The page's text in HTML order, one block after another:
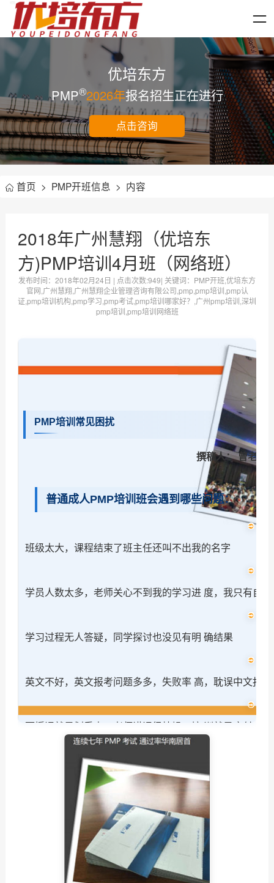
优培东方
PMP®2026年报名招生正在进行
点击咨询
首页 > PMP开班信息 > 内容
2018年广州慧翔（优培东
方)PMP培训4月班（网络班）
发布时间： 2018年02月24日 | 点击次数:949| 关键词：PMP开班,优培东方
官网,广州慧翔,广州慧翔企业管理咨询有限公司,pmp,pmp培训,pmp认
证,pmp培训机构,pmp学习,pmp考试,pmp培训哪家好？,广州pmp培训,深圳
pmp培训,pmp培训网络班
PMP培训常见困扰
撰稿人： 曾老师
普通成人PMP培训班会遇到哪些问题：
班级太大，课程结束了班主任还叫不出我的名字
学员人数太多，老师关心不到我的学习进 度，我只有自
学习过程无人答疑，同学探讨也没见有明 确结果
英文不好，英文报考问题多多，失败率 高，耽误中文报
理论知识过于理想，现实应用困难很多。 千头万绪的问
工作太忙，很难保证上课到场